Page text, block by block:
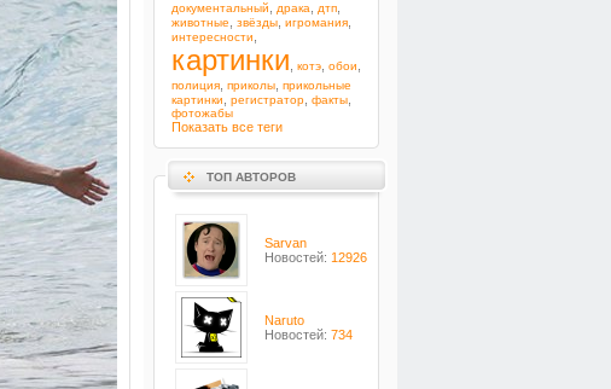
документальный драка дтп
животные звёзды игромания
интересности
картинки котэ обои
полиция приколы прикольные
картинки
регистратор факты
фотожабы
Показать все теги
ТОП АВТОРОВ
Sarvan
Новостей: 12926
Naruto
Новостей: 734